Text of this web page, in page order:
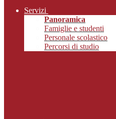
Servizi
Panoramica
Famiglie e studenti
Personale scolastico
Percorsi di studio